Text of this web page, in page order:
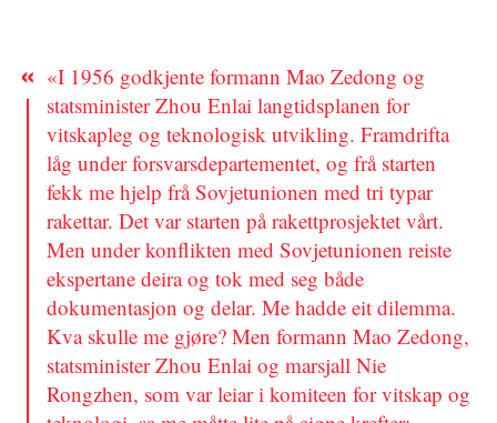
«I 1956 godkjente formann Mao Zedong og
statsminister Zhou Enlai langtidsplanen for
vitskapleg og teknologisk utvikling. Framdrifta
låg under forsvarsdepartementet, og frå starten
fekk me hjelp frå Sovjetunionen med tri typar
rakettar. Det var starten på rakettprosjektet vårt.
Men under konflikten med Sovjetunionen reiste
ekspertane deira og tok med seg både
dokumentasjon og delar. Me hadde eit dilemma.
Kva skulle me gjøre? Men formann Mao Zedong,
statsminister Zhou Enlai og marsjall Nie
Rongzhen, som var leiar i komiteen for vitskap og